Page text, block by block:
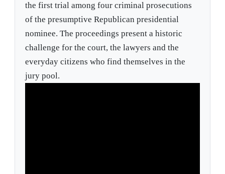
the first trial among four criminal prosecutions
of the presumptive Republican presidential
nominee. The proceedings present a historic
challenge for the court, the lawyers and the
everyday citizens who find themselves in the
jury pool.